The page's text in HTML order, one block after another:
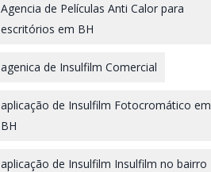
Agencia de Películas Anti Calor para
escritórios em BH
agenica de Insulfilm Comercial
aplicação de Insulfilm Fotocromático em
BH
aplicação de Insulfilm Insulfilm no bairro